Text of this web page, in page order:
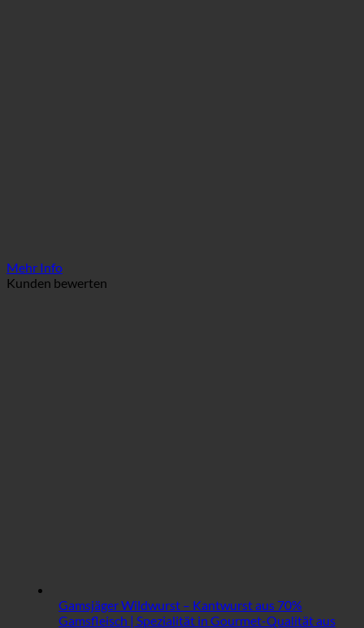
Mehr Info
Kunden bewerten
Gamsjäger Wildwurst – Kantwurst aus 70%
Gamsfleisch | Spezialität in Gourmet-Qualität aus